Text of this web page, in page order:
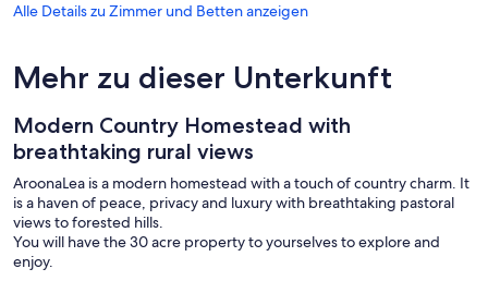
Alle Details zu Zimmer und Betten anzeigen
Mehr zu dieser Unterkunft
Modern Country Homestead with
breathtaking rural views
AroonaLea is a modern homestead with a touch of country charm. It
is a haven of peace, privacy and luxury with breathtaking pastoral
views to forested hills.
You will have the 30 acre property to yourselves to explore and
enjoy.